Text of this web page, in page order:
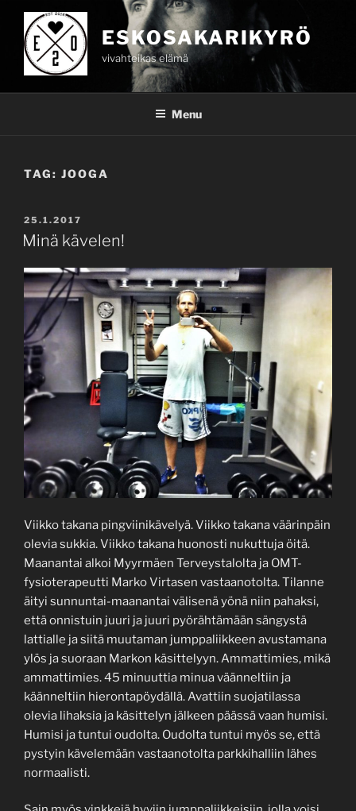
content
ESKOSAKARIKYRÖ
vivahteikas elämä
Menu
TAG: JOOGA
POSTED
ON
25.1.2017
Minä kävelen!
Viikko takana pingviinikävelyä. Viikko takana väärinpäin
olevia sukkia. Viikko takana huonosti nukuttuja öitä.
Maanantai alkoi Myyrmäen Terveystalolta ja OMT-
fysioterapeutti Marko Virtasen vastaanotolta. Tilanne
äityi sunnuntai-maanantai välisenä yönä niin pahaksi,
että onnistuin juuri ja juuri pyörähtämään sängystä
lattialle ja siitä muutaman jumppaliikkeen avustamana
ylös ja suoraan Markon käsittelyyn. Ammattimies, mikä
ammattimies. 45 minuuttia minua väänneltiin ja
käänneltiin hierontapöydällä. Avattiin suojatilassa
olevia lihaksia ja käsittelyn jälkeen päässä vaan humisi.
Humisi ja tuntui oudolta. Oudolta tuntui myös se, että
pystyin kävelemään vastaanotolta parkkihalliin lähes
normaalisti.